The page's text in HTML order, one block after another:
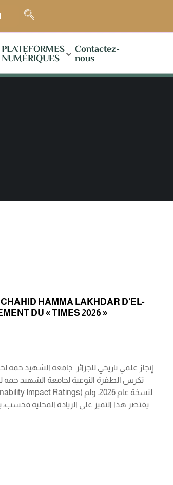
PLATEFORMES
NUMÉRIQUES
Contactez-
nous
HAMMA LAKHDAR D’EL-
DU « TIMES 2026 »
تكرس الطفرة النوعية لجامعة الشهيد حمه